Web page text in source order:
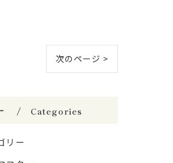
次のページ >
Categories
リー